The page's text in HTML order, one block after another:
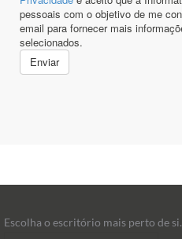
Escolha o escritório mais perto de si.